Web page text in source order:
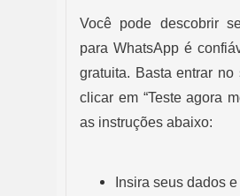
Você pode descobrir
para WhatsApp é
gratuita. Basta entrar
clicar em “Teste agora
as instruções abaixo:
Insira seus dados